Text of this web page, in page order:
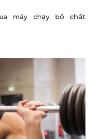
máy chạy bộ chất